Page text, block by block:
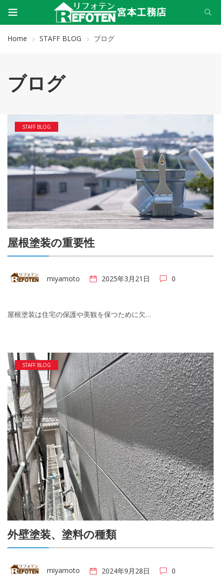
Home STAFF BLOG ブログ
ブログ
STAFF BLOG
屋根塗装の重要性
miyamoto 2025年3月21日 0
屋根塗装は住宅の保護や美観を保つために欠…
STAFF BLOG
外壁塗装、塗料の種類
miyamoto 2024年9月28日 0